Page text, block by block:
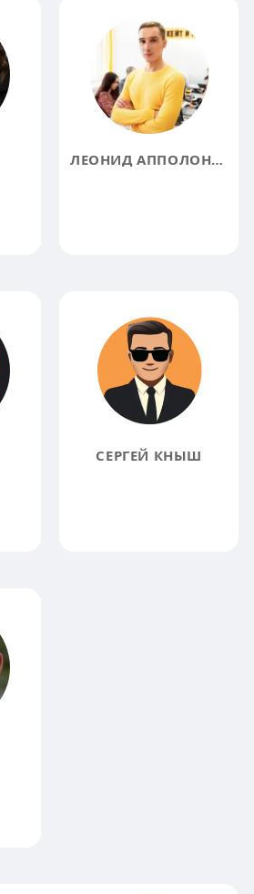
ЛЕОНИД АППОЛОНОВ
СЕРГЕЙ КНЫШ